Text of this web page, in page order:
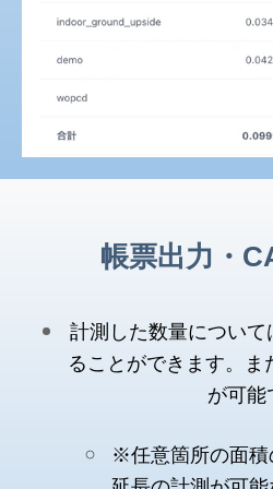
帳票出力・
計測した数量につい
ることができます。ま
が可能
※任意箇所の面積